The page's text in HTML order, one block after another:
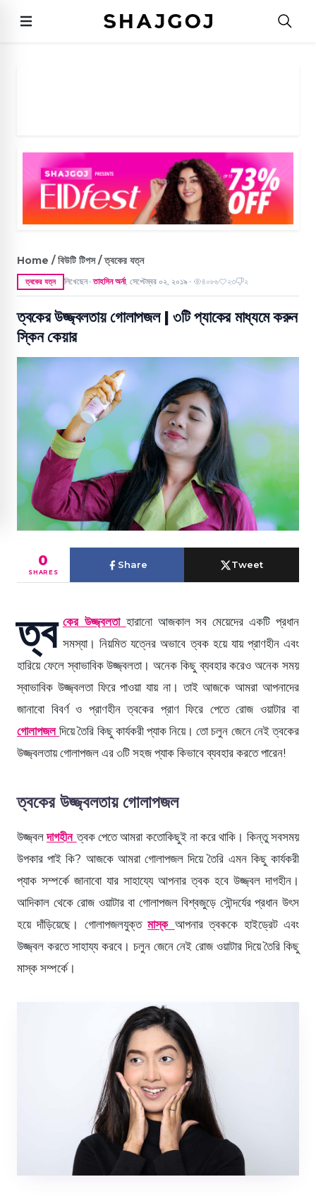
Home / বিউটি টিপস / ত্বকের যত্ন
ত্বকের যত্ন লিখেছেন ● তাহসিন অর্না, সেপ্টেম্বর ০২, ২০১৯ ● ৪০৮৬ ২৩ ২
ত্বকের উজ্জ্বলতায় গোলাপজল | ৩টি প্যাকের মাধ্যমে করুন
স্কিন কেয়ার
0
SHARES
Share Tweet
ত্ব কের উজ্জ্বলতা হারানো আজকাল সব মেয়েদের একটি প্রধান
সমস্যা। নিয়মিত যত্নের অভাবে ত্বক হয়ে যায় প্রাণহীন এবং
হারিয়ে ফেলে স্বাভাবিক উজ্জ্বলতা। অনেক কিছু ব্যবহার করেও অনেক সময়
স্বাভাবিক উজ্জ্বলতা ফিরে পাওয়া যায় না। তাই আজকে আমরা আপনাদের
জানাবো বিবর্ণ ও প্রাণহীন ত্বকের প্রাণ ফিরে পেতে রোজ ওয়াটার বা
গোলাপজল দিয়ে তৈরি কিছু কার্যকরী প্যাক নিয়ে। তো চলুন জেনে নেই ত্বকের
উজ্জ্বলতায় গোলাপজল এর ৩টি সহজ প্যাক কিভাবে ব্যবহার করতে পারেন!
ত্বকের উজ্জ্বলতায় গোলাপজল
উজ্জ্বলদাগহীন ত্বক পেতে আমরা কতোকিছুই না করে থাকি। কিন্তু সবসময়
উপকার পাই কি? আজকে আমরা গোলাপজল দিয়ে তৈরি এমন কিছু কার্যকরী
প্যাক সম্পর্কে জানাবো যার সাহায্যে আপনার ত্বক হবে উজ্জ্বল দাগহীন।
আদিকাল থেকে রোজ ওয়াটার বা গোলাপজল বিশ্বজুড়ে সৌন্দর্যের প্রধান উৎস
হয়ে দাঁড়িয়েছে। গোলাপজলযুক্তমাস্ক আপনার ত্বককে হাইড্রেট এবং
উজ্জ্বল করতে সাহায্য করবে। চলুন জেনে নেই রোজ ওয়াটার দিয়ে তৈরি কিছু
মাস্ক সম্পর্কে।